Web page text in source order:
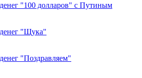
"100 долларов" с Путиным
"Щука"
"Поздравляем"